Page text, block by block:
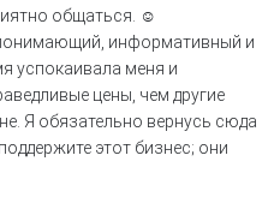
общаться. ☺️
информативный и
успокаивала меня и
цены, чем другие
Я обязательно вернусь сюда
этот бизнес; они